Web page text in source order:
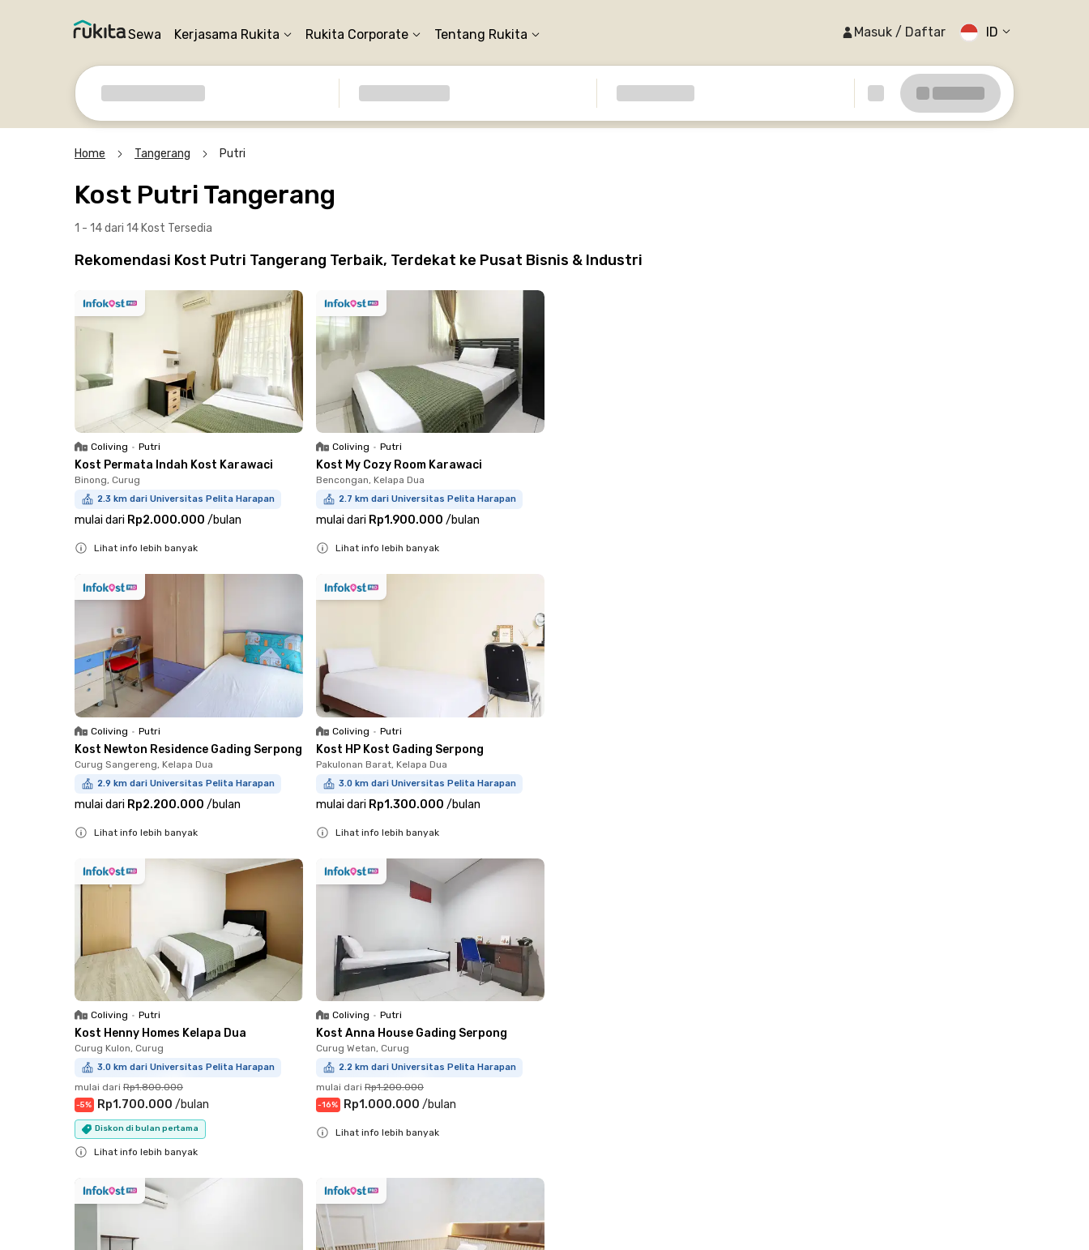
Sewa Kerjasama Rukita Rukita Corporate Tentang Rukita Masuk / Daftar ID
Home Tangerang Putri
Kost Putri Tangerang
1 - 14 dari 14 Kost Tersedia
Rekomendasi Kost Putri Tangerang Terbaik, Terdekat ke Pusat Bisnis & Industri
Coliving • Putri
Kost Permata Indah Kost Karawaci
Binong, Curug
2.3 km dari Universitas Pelita Harapan
mulai dari Rp2.000.000 /bulan
Lihat info lebih banyak
Coliving • Putri
Kost My Cozy Room Karawaci
Bencongan, Kelapa Dua
2.7 km dari Universitas Pelita Harapan
mulai dari Rp1.900.000 /bulan
Lihat info lebih banyak
Coliving • Putri
Kost Newton Residence Gading Serpong
Curug Sangereng, Kelapa Dua
2.9 km dari Universitas Pelita Harapan
mulai dari Rp2.200.000 /bulan
Lihat info lebih banyak
Coliving • Putri
Kost HP Kost Gading Serpong
Pakulonan Barat, Kelapa Dua
3.0 km dari Universitas Pelita Harapan
mulai dari Rp1.300.000 /bulan
Lihat info lebih banyak
Coliving • Putri
Kost Henny Homes Kelapa Dua
Curug Kulon, Curug
3.0 km dari Universitas Pelita Harapan
mulai dari Rp1.800.000
-5% Rp1.700.000 /bulan
Diskon di bulan pertama
Lihat info lebih banyak
Coliving • Putri
Kost Anna House Gading Serpong
Curug Wetan, Curug
2.2 km dari Universitas Pelita Harapan
mulai dari Rp1.200.000
-16% Rp1.000.000 /bulan
Lihat info lebih banyak